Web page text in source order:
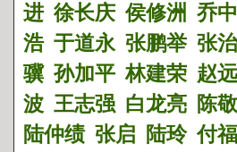
进 徐长庆 侯修洲 乔
浩 于道永 张鹏举 张
骥 孙加平 林建荣 赵
波 王志强 白龙亮 陈
陆仲绩 张启 陆玲 付